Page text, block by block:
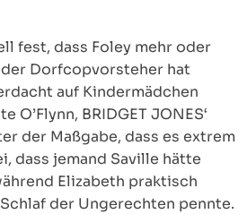
fest, dass Foley mehr oder
Dorfcopvorsteher hat
auf Kindermädchen
O’Flynn, BRIDGET JONES‘
der Maßgabe, dass es extrem
dass jemand Saville hätte
Elizabeth praktisch
der Ungerechten pennte.